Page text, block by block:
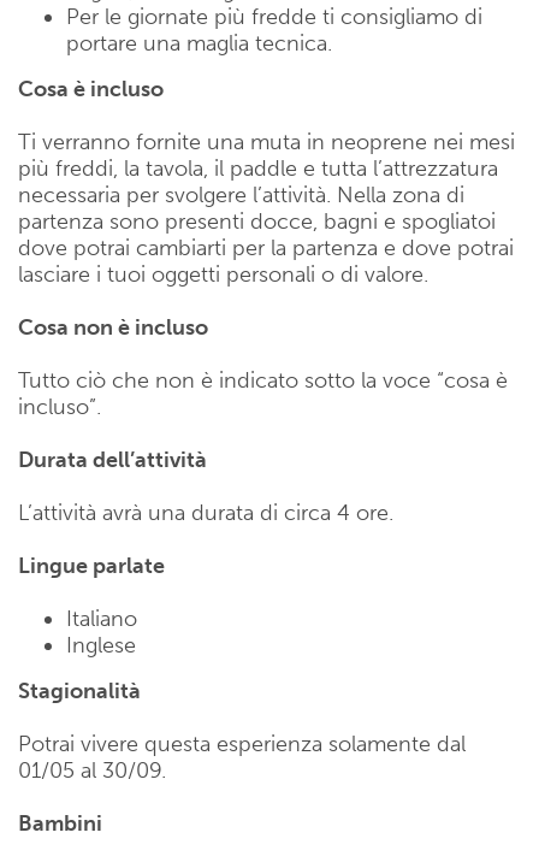
Per le giornate più fredde ti consigliamo di
portare una maglia tecnica.
Cosa è incluso
Ti verranno fornite una muta in neoprene nei mesi
più freddi, la tavola, il paddle e tutta l’attrezzatura
necessaria per svolgere l’attività. Nella zona di
partenza sono presenti docce, bagni e spogliatoi
dove potrai cambiarti per la partenza e dove potrai
lasciare i tuoi oggetti personali o di valore.
Cosa non è incluso
Tutto ciò che non è indicato sotto la voce “cosa è
incluso”.
Durata dell’attività
L’attività avrà una durata di circa 4 ore.
Lingue parlate
Italiano
Inglese
Stagionalità
Potrai vivere questa esperienza solamente dal
01/05 al 30/09.
Bambini